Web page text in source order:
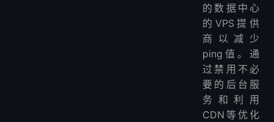
的数据中心
的VPS提供
商以减少
ping值。通
过禁用不必
要的后台服
务和利用
CDN等优化